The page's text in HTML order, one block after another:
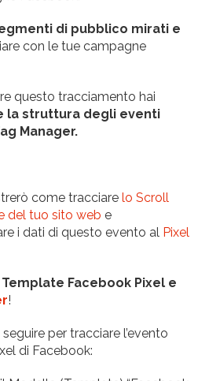
di pubblico mirati e
con le tue campagne
questo tracciamento hai
la struttura degli eventi
Manager.
come tracciare lo Scroll
del tuo sito web e
i dati di questo evento al Pixel
Template Facebook Pixel e
!
per tracciare l’evento
di Facebook: